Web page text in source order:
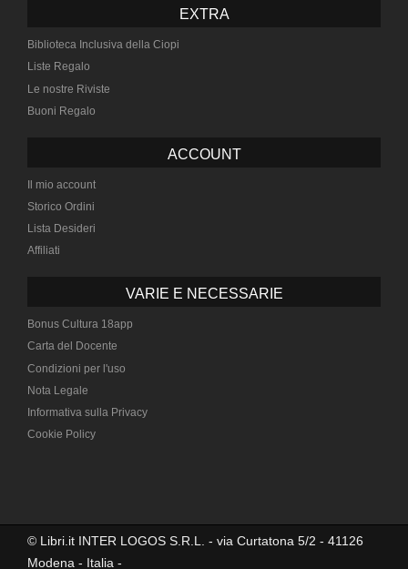
EXTRA
Biblioteca Inclusiva della Ciopi
Liste Regalo
Le nostre Riviste
Buoni Regalo
ACCOUNT
Il mio account
Storico Ordini
Lista Desideri
Affiliati
VARIE E NECESSARIE
Bonus Cultura 18app
Carta del Docente
Condizioni per l'uso
Nota Legale
Informativa sulla Privacy
Cookie Policy
© Libri.it INTER LOGOS S.R.L. - via Curtatona 5/2 - 41126
Modena - Italia -